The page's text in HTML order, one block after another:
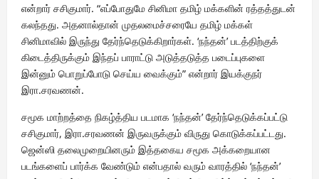
என்றார் சசிகுமார். “எப்போதுமே சினிமா தமிழ் மக்களின் ரத்தத்துடன்
கலந்தது. அதனால்தான் முதலமைச்சரையே தமிழ் மக்கள்
சினிமாவில் இருந்து தேர்ந்தெடுக்கிறார்கள். ‘நந்தன்’ படத்திற்குக்
கிடைத்திருக்கும் இந்தப் பாராட்டு அடுத்தடுத்த படைப்புகளை
இன்னும் பொறுப்போடு செய்ய வைக்கும்” என்றார் இயக்குநர்
இரா.சரவணன்.
சமூக மாற்றத்தை நிகழ்த்திய படமாக ‘நந்தன்’ தேர்ந்தெடுக்கப்பட்டு
சசிகுமார், இரா.சரவணன் இருவருக்கும் விருது கொடுக்கப்பட்டது.
ஜென்ஸி தலைமுறையினரும் இத்தகைய சமூக அக்கறையான
படங்களைப் பார்க்க வேண்டும் என்பதால் வரும் வாரத்தில் ‘நந்தன்’